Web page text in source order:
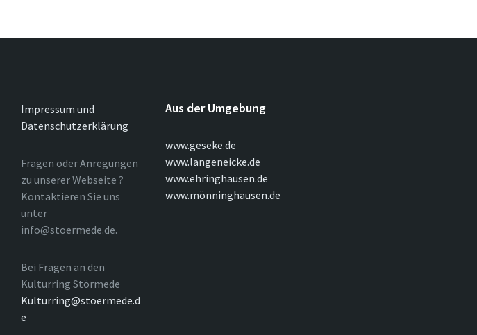
Impressum und
Datenschutzerklärung
Fragen oder Anregungen
zu unserer Webseite ?
Kontaktieren Sie uns
unter
info@stoermede.de.
Bei Fragen an den
Kulturring Störmede
Kulturring@stoermede.d
e
Aus der Umgebung
www.geseke.de
www.langeneicke.de
www.ehringhausen.de
www.mönninghausen.de